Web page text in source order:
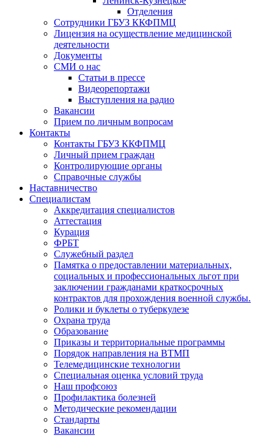
Отделения
Сотрудники ГБУЗ ККФПМЦ
Лицензия на осуществление медицинской
деятельности
Документы
СМИ о нас
Статьи в прессе
Видеорепортажи
Выступления на радио
Вакансии
Прием по личным вопросам
Контакты
Контакты ГБУЗ ККФПМЦ
Личный прием граждан
Контролирующие органы
Справочные службы
Наставничество
Специалистам
Аккредитация специалистов
Аттестация
Курация
ФРБТ
Служебный раздел
Памятка о предоставлении материальных,
социальных и профессиональных льгот при
заключении гражданами краткосрочных
контрактов для прохождения военной службы.
Ролики и буклеты о туберкулезе
Охрана труда
Образование
Приказы и территориальные программы
Порядок направления на ВТМП
Телемедицинские технологии
Специальная оценка условий труда
Наш профсоюз
Профилактика болезней
Методические рекомендации
Стандарты
Вакансии